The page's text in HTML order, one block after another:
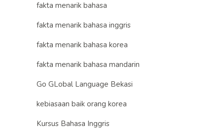
fakta menarik bahasa
fakta menarik bahasa inggris
fakta menarik bahasa korea
fakta menarik bahasa mandarin
Go GLobal Language Bekasi
kebiasaan baik orang korea
Kursus Bahasa Inggris